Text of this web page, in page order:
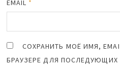
EMAIL *
СОХРАНИТЬ МОЁ ИМЯ,
БРАУЗЕРЕ ДЛЯ